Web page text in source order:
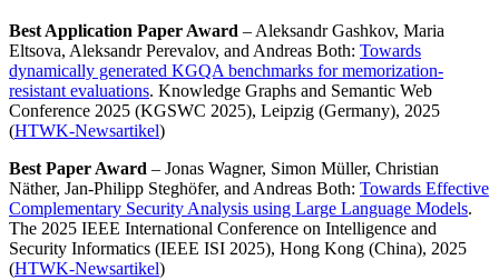
Best Application Paper Award – Aleksandr Gashkov, Maria
Eltsova, Aleksandr Perevalov, and Andreas Both: Towards
dynamically generated KGQA benchmarks for memorization-
resistant evaluations. Knowledge Graphs and Semantic Web
Conference 2025 (KGSWC 2025), Leipzig (Germany), 2025
(HTWK-Newsartikel)
Best Paper Award – Jonas Wagner, Simon Müller, Christian
Näther, Jan-Philipp Steghöfer, and Andreas Both: Towards Effective
Complementary Security Analysis using Large Language Models.
The 2025 IEEE International Conference on Intelligence and
Security Informatics (IEEE ISI 2025), Hong Kong (China), 2025
(HTWK-Newsartikel)